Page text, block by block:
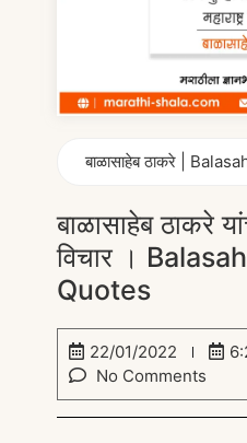
बाळासाहेब ठाकरे |
बाळासाहेब ठाकरे
विचार ।
Quotes
22/01/2022
No Comments